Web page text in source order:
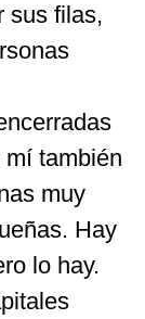
sus filas,
también
muy
Hay
lo hay.